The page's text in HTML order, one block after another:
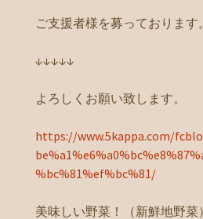
ご支援者様を募っております。
↓↓↓↓↓
よろしくお願い致します。
https://www.5kappa.com/
%bc%81%ef%bc%81/
美味しい野菜！（新鮮地野菜）